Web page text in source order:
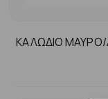
ΚΑΛΩΔΙΟ